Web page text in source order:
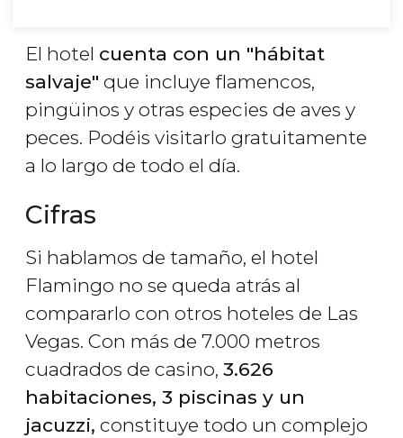
El hotel cuenta con un "hábitat
salvaje" que incluye flamencos,
pingüinos y otras especies de aves y
peces. Podéis visitarlo gratuitamente
a lo largo de todo el día.
Cifras
Si hablamos de tamaño, el hotel
Flamingo no se queda atrás al
compararlo con otros hoteles de Las
Vegas. Con más de 7.000 metros
cuadrados de casino, 3.626
habitaciones, 3 piscinas y un
jacuzzi, constituye todo un complejo